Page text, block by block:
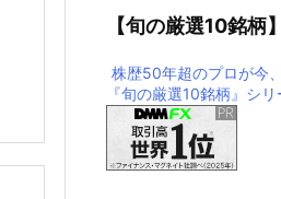
【旬の厳選10銘柄】
株歴50年超のプロが今
『旬の厳選10銘柄』シ